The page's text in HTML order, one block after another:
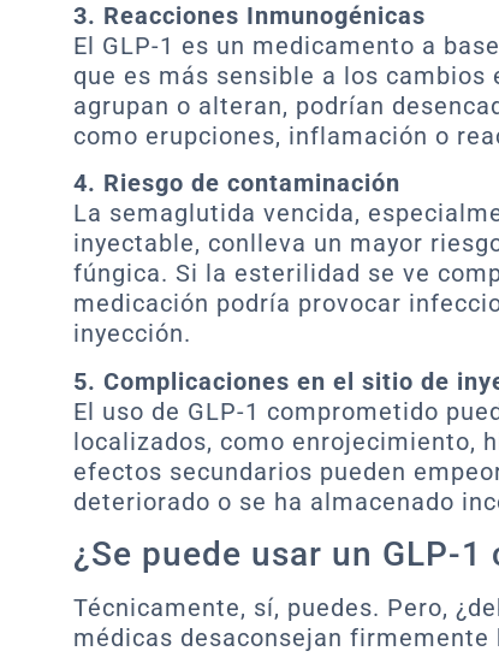
3. Reacciones Inmunogénicas
El GLP-1 es un medicamento a
que es más sensible a los
agrupan o alteran, podrían
como erupciones, inflamación o
4. Riesgo de contaminación
La semaglutida vencida,
inyectable, conlleva un mayor
fúngica. Si la esterilidad se ve
medicación podría provocar
inyección.
5. Complicaciones en el sitio de
El uso de GLP-1 comprometido
localizados, como enrojecimiento,
efectos secundarios pueden
deteriorado o se ha almacenado
¿Se puede usar un GLP-1
Técnicamente, sí, puedes. Pero,
médicas desaconsejan firmemente